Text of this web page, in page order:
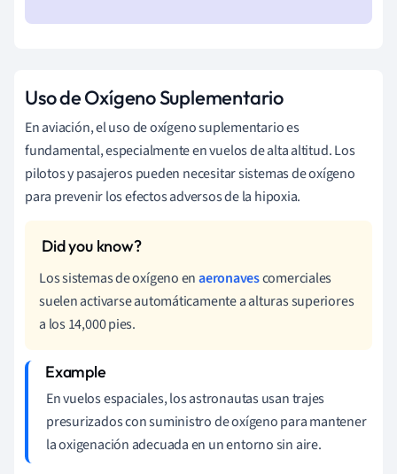
Uso de Oxígeno Suplementario
En aviación, el uso de oxígeno suplementario es
fundamental, especialmente en vuelos de alta altitud. Los
pilotos y pasajeros pueden necesitar sistemas de oxígeno
para prevenir los efectos adversos de la hipoxia.
Los sistemas de oxígeno enaeronavescomerciales
suelen activarse automáticamente a alturas superiores
a los 14,000 pies.
En vuelos espaciales, los astronautas usan trajes
presurizados con suministro de oxígeno para mantener
la oxigenación adecuada en un entorno sin aire.